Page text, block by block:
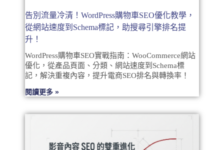
告別流量冷清！WordPress購物車SEO優化教學，
從網站速度到Schema標記，助搜尋引擎排名提
升！
WordPress購物車SEO實戰指南：WooCommerce網站
優化，從產品頁面、分類、網站速度到Schema標
記，解決重複內容，提升電商SEO排名與轉換率！
閱讀更多 »